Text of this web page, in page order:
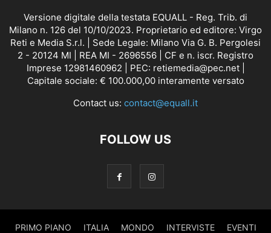
Versione digitale della testata EQUALL - Reg. Trib. di
Milano n. 126 del 10/10/2023. Proprietario ed editore: Virgo
Reti e Media S.r.l. | Sede Legale: Milano Via G. B. Pergolesi
2 - 20124 MI | REA MI - 2696556 | CF e n. iscr. Registro
Imprese 12981460962 | PEC: retiemedia@pec.net |
Capitale sociale: € 100.000,00 interamente versato
Contact us: contact@equall.it
FOLLOW US
PRIMO PIANO ITALIA MONDO INTERVISTE EVENTI